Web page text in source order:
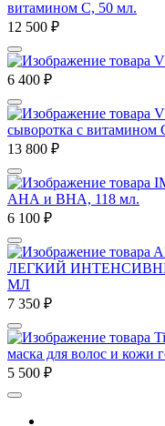
витамином С, 50 мл.
12 500 ₽
6 400 ₽
сыворотка с витамином
13 800 ₽
АНА и ВНА, 118 мл.
6 100 ₽
ЛЕГКИЙ
МЛ
7 350 ₽
маска для волос и кожи
5 500 ₽